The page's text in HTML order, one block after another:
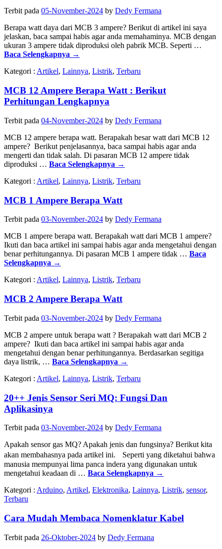
Terbit pada 05-November-2024 by Dedy Fermana
Berapa watt daya dari MCB 3 ampere? Berikut di artikel ini saya
jelaskan, baca sampai habis agar anda memahaminya. MCB dengan
ukuran 3 ampere tidak diproduksi oleh pabrik MCB. Seperti …
Baca Selengkapnya →
Kategori : Artikel, Lainnya, Listrik, Terbaru
MCB 12 Ampere Berapa Watt : Berikut
Perhitungan Lengkapnya
Terbit pada 04-November-2024 by Dedy Fermana
MCB 12 ampere berapa watt. Berapakah besar watt dari MCB 12
ampere? Berikut penjelasannya, baca sampai habis agar anda
mengerti dan tidak salah. Di pasaran MCB 12 ampere tidak
diproduksi … Baca Selengkapnya →
Kategori : Artikel, Lainnya, Listrik, Terbaru
MCB 1 Ampere Berapa Watt
Terbit pada 03-November-2024 by Dedy Fermana
MCB 1 ampere berapa watt. Berapakah watt dari MCB 1 ampere?
Ikuti dan baca artikel ini sampai habis agar anda mengetahui dengan
benar perhitungannya. Di pasaran MCB 1 ampere tidak … Baca
Selengkapnya →
Kategori : Artikel, Lainnya, Listrik, Terbaru
MCB 2 Ampere Berapa Watt
Terbit pada 03-November-2024 by Dedy Fermana
MCB 2 ampere untuk berapa watt ? Berapakah watt dari MCB 2
ampere? Ikuti dan baca artikel ini sampai habis agar anda
mengetahui dengan benar perhitungannya. Berdasarkan segitiga
daya listrik, … Baca Selengkapnya →
Kategori : Artikel, Lainnya, Listrik, Terbaru
20++ Jenis Sensor Seri MQ: Fungsi Dan
Aplikasinya
Terbit pada 03-November-2024 by Dedy Fermana
Apakah sensor gas MQ? Apakah jenis dan fungsinya? Berikut kita
akan membahasnya pada artikel ini. Seperti yang diketahui bahwa
manusia mempunyai lima panca indera yang digunakan untuk
mengetahui keadaan di … Baca Selengkapnya →
Kategori : Arduino, Artikel, Elektronika, Lainnya, Listrik, sensor,
Terbaru
Cara Mudah Membaca Nomenklatur Kabel
Terbit pada 26-Oktober-2024 by Dedy Fermana